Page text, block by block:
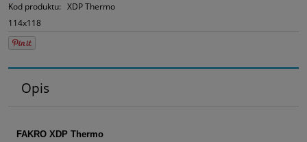
Kod produktu: XDP Thermo
114x118
Opis
FAKRO XDP Thermo